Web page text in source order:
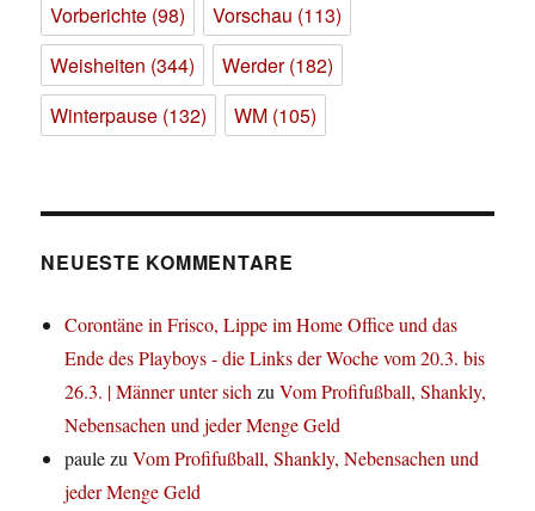
Vorberichte (98) Vorschau (113)
Weisheiten (344) Werder(182)
Winterpause (132) WM (105)
NEUESTE KOMMENTARE
Corontäne in Frisco, Lippe im Home Office und das
Ende des Playboys - die Links der Woche vom 20.3. bis
26.3. | Männer unter sichzuVom Profifußball, Shankly,
Nebensachen und jeder Menge Geld
paulezuVom Profifußball, Shankly, Nebensachen und
jeder Menge Geld